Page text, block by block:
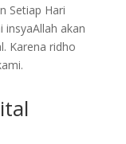
Setiap Hari
insyaAllah akan
Karena ridho